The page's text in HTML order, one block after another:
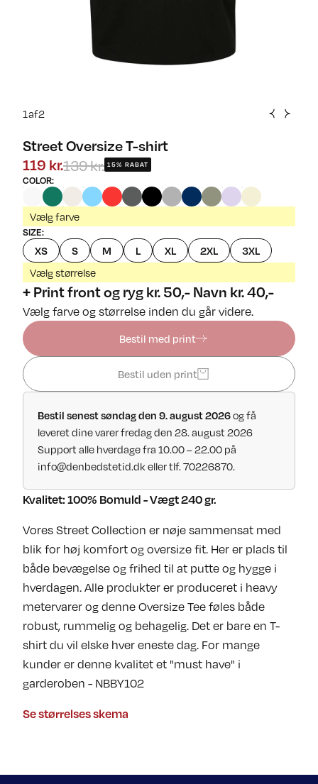
1af2
Street Oversize T-shirt
119 kr.139 kr. 15% RABAT
COLOR:
Vælg farve
SIZE:
XS S M L XL 2XL 3XL
Vælg størrelse
+ Print front og ryg kr. 50,- Navn kr. 40,-
Vælg farve og størrelse inden du går videre.
Bestil med print
Bestil uden print
Bestil senest søndag den 9. august 2026og få
leveret dine varer fredag den 28. august 2026
Support alle hverdage fra 10.00 – 22.00 på
info@denbedstetid.dk eller tlf. 70226870.
Kvalitet: 100% Bomuld - Vægt 240 gr.
Vores Street Collection er nøje sammensat med
blik for høj komfort og oversize fit. Her er plads til
både bevægelse og frihed til at putte og hygge i
hverdagen. Alle produkter er produceret i heavy
metervarer og denne Oversize Tee føles både
robust, rummelig og behagelig. Det er bare en T-
shirt du vil elske hver eneste dag. For mange
kunder er denne kvalitet et "must have" i
garderoben - NBBY102
Se størrelses skema